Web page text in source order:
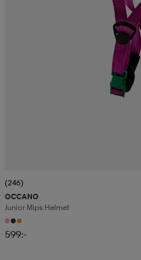
(246)
OCCANO
Junior Mips Helmet
599:-